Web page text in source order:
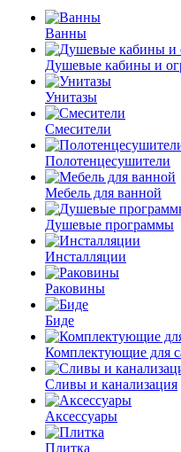
Ванны
Душевые кабины и
Унитазы
Смесители
Полотенцесушители
Мебель для ванной
Душевые программы
Инсталляции
Раковины
Биде
Комплектующие для
Сливы и канализация
Аксессуары
Плитка